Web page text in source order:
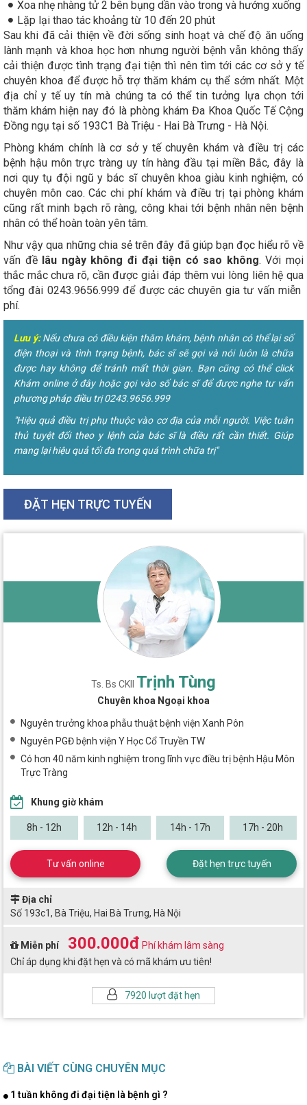
Xoa nhẹ nhàng tử 2 bên bụng dần vào trong và hướng xuống
Lặp lại thao tác khoảng từ 10 đến 20 phút
Sau khi đã cải thiện về đời sống sinh hoạt và chế độ ăn uống
lành mạnh và khoa học hơn nhưng người bệnh vẫn không thấy
cải thiện được tình trạng đại tiện thì nên tìm tới các cơ sở y tế
chuyên khoa để được hỗ trợ thăm khám cụ thể sớm nhất. Một
địa chỉ y tế uy tín mà chúng ta có thể tin tưởng lựa chọn tới
thăm khám hiện nay đó là phòng khám Đa Khoa Quốc Tế Cộng
Đồng ngụ tại số 193C1 Bà Triệu - Hai Bà Trưng - Hà Nội.
Phòng khám chính là cơ sở y tế chuyên khám và điều trị các
bệnh hậu môn trực tràng uy tín hàng đầu tại miền Bắc, đây là
nơi quy tụ đội ngũ y bác sĩ chuyên khoa giàu kinh nghiệm, có
chuyên môn cao. Các chi phí khám và điều trị tại phòng khám
cũng rất minh bạch rõ ràng, công khai tới bệnh nhân nên bệnh
nhân có thể hoàn toàn yên tâm.
Như vậy qua những chia sẻ trên đây đã giúp bạn đọc hiểu rõ về
vấn đề lâu ngày không đi đại tiện có sao không. Với mọi
thắc mắc chưa rõ, cần được giải đáp thêm vui lòng liên hệ qua
tổng đài 0243.9656.999 để được các chuyên gia tư vấn miễn
phí.
Lưu ý:Nếu chưa có điều kiện thăm khám, bệnh nhân có thể lại số
điện thoại và tình trạng bệnh, bác sĩ sẽ gọi và nói luôn là chữa
được hay không để tránh mất thời gian. Bạn cũng có thể click
Khám online ở đây hoặc gọi vào số bác sĩ để được nghe tư vấn
phương pháp điều trị 0243.9656.999
"Hiệu quả điều trị phụ thuộc vào cơ địa của mỗi người. Việc tuân
thủ tuyệt đối theo y lệnh của bác sĩ là điều rất cần thiết. Giúp
mang lại hiệu quả tối đa trong quá trình chữa trị"
ĐẶT HẸN TRỰC TUYẾN
Ts. Bs CKII Trịnh Tùng
Chuyên khoa Ngoại khoa
Nguyên trưởng khoa phẫu thuật bệnh viện Xanh Pôn
Nguyên PGĐ bệnh viện Y Học Cổ Truyền TW
Có hơn 40 năm kinh nghiệm trong lĩnh vực điều trị bệnh Hậu Môn
Trực Tràng
7920 lượt đặt hẹn
Khung giờ khám
8h - 12h 12h - 14h 14h - 17h 17h - 20h
Tư vấn online Đặt hẹn trực tuyến
Địa chỉ
Số 193c1, Bà Triệu, Hai Bà Trưng, Hà Nội
Miễn phí 300.000đ Phí khám lâm sàng
Chỉ áp dụng khi đặt hẹn và có mã khám ưu tiên!
BÀI VIẾT CÙNG CHUYÊN MỤC
1 tuần không đi đại tiện là bệnh gì ?